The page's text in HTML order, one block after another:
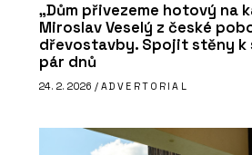
„Dům přivezeme hotový na
Miroslav Veselý z české
dřevostavby. Spojit stěny k
pár dnů
24. 2. 2026 / ADVERTORIAL